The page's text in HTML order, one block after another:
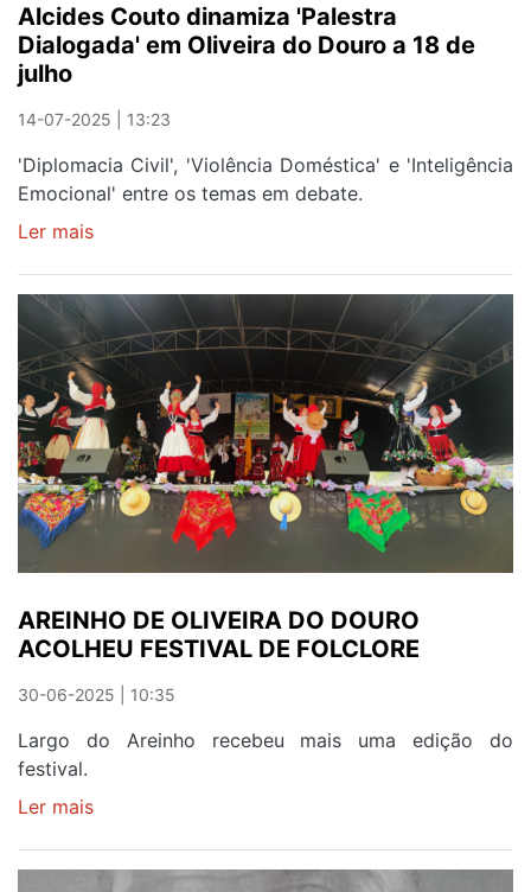
Alcides Couto dinamiza 'Palestra
Dialogada' em Oliveira do Douro a 18 de
julho
14-07-2025 | 13:23
'Diplomacia Civil', 'Violência Doméstica' e 'Inteligência
Emocional' entre os temas em debate.
Ler mais
dinamiza
'Palestra
Dialogada'
em
Oliveira
do
Douro
a
de
AREINHO DE OLIVEIRA DO DOURO
ACOLHEU FESTIVAL DE FOLCLORE
30-06-2025 | 10:35
Largo do Areinho recebeu mais uma edição do
festival.
Ler mais
DE